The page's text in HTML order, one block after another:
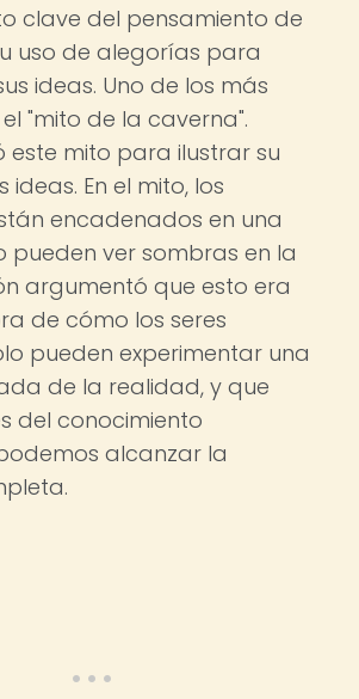
clave del pensamiento de
uso de alegorías para
ideas. Uno de los más
"mito de la caverna".
este mito para ilustrar su
En el mito, los
encadenados en una
pueden ver sombras en la
argumentó que esto era
de cómo los seres
pueden experimentar una
de la realidad, y que
del conocimiento
alcanzar la